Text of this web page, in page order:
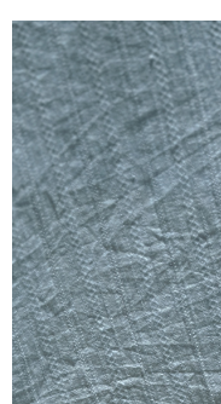
５．嚴禁一人註冊多個帳號
恩沛科技股份有限公司將有權